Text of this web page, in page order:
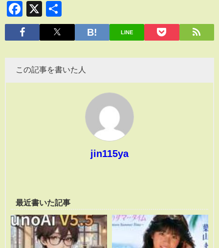
Facebook
X
有
LINE
この記事を書いた人
jin115ya
最近書いた記事